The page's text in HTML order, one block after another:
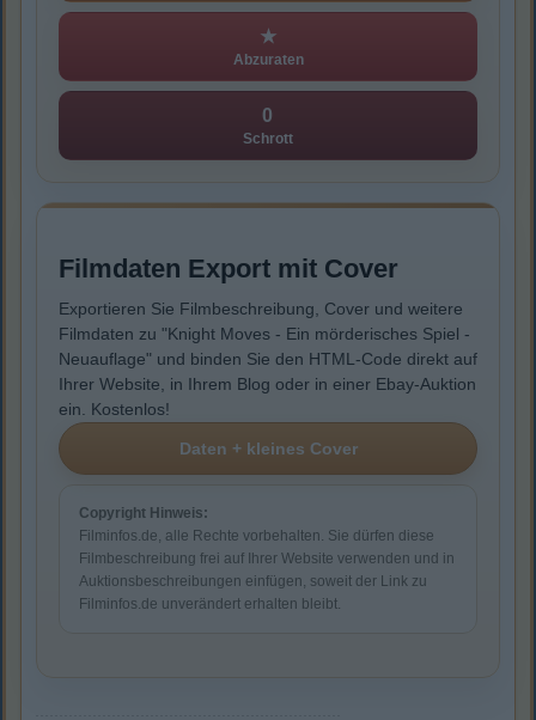
★
Abzuraten
0
Schrott
Filmdaten Export mit Cover
Exportieren Sie Filmbeschreibung, Cover und weitere
Filmdaten zu "Knight Moves - Ein mörderisches Spiel -
Neuauflage" und binden Sie den HTML-Code direkt auf
Ihrer Website, in Ihrem Blog oder in einer Ebay-Auktion
ein. Kostenlos!
Copyright Hinweis:
Filminfos.de, alle Rechte vorbehalten. Sie dürfen diese
Filmbeschreibung frei auf Ihrer Website verwenden und in
Auktionsbeschreibungen einfügen, soweit der Link zu
Filminfos.de unverändert erhalten bleibt.